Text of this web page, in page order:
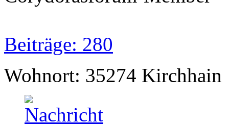
Beiträge: 280
Wohnort: 35274 Kirchhain